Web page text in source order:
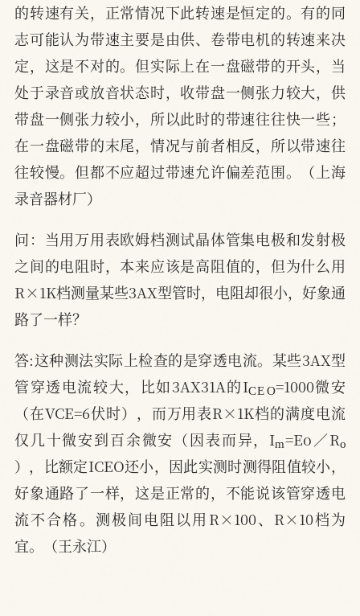
的转速有关，正常情况下此转速是恒定的。有的同
志可能认为带速主要是由供、卷带电机的转速来决
定，这是不对的。但实际上在一盘磁带的开头，当
处于录音或放音状态时，收带盘一侧张力较大，供
带盘一侧张力较小，所以此时的带速往往快一些；
在一盘磁带的末尾，情况与前者相反，所以带速往
往较慢。但都不应超过带速允许偏差范围。（上海
录音器材厂）
问：当用万用表欧姆档测试晶体管集电极和发射极
之间的电阻时，本来应该是高阻值的，但为什么用
R×1K档测量某些3AX型管时，电阻却很小，好象通
路了一样？
答:这种测法实际上检查的是穿透电流。某些3AX型
管穿透电流较大，比如3AX31A的ICE O
=1000微安
（在VCE=6伏时），而万用表R×1K档的满度电流
仅几十微安到百余微安（因表而异，Im=Eo／Ro
），比额定ICEO还小，因此实测时测得阻值较小，
好象通路了一样，这是正常的，不能说该管穿透电
流不合格。测极间电阻以用R×100、R×10档为
宜。（王永江）